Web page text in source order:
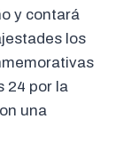
y contará
los
24 por la
una